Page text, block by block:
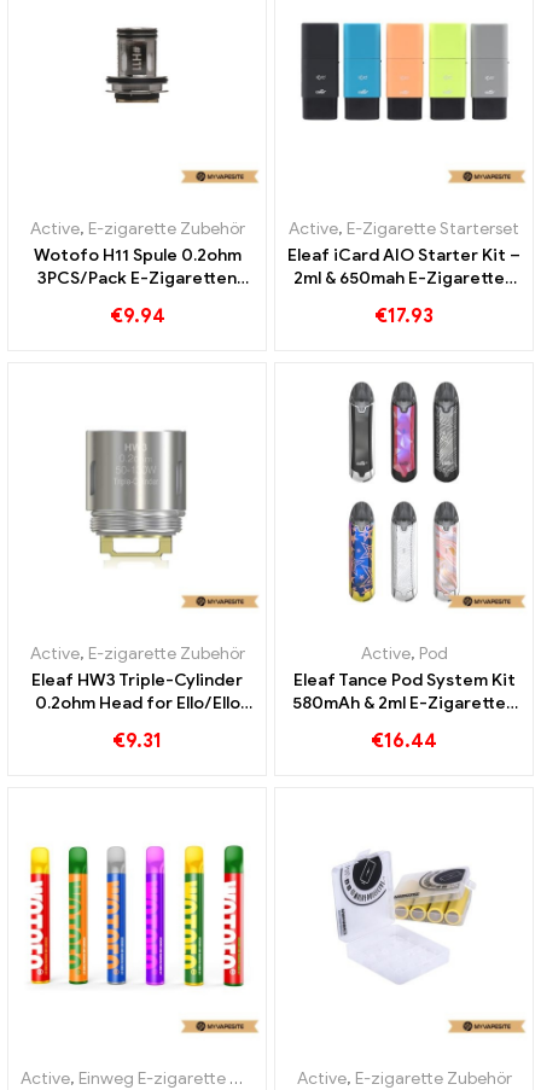
Active, E-zigarette Zubehör
Wotofo H11 Spule 0.2ohm
3PCS/Pack E-Zigaretten
€9.94
Active, E-Zigarette Starterset
Eleaf iCard AIO Starter Kit –
2ml & 650mah E-Zigaretten
€17.93
Active, E-zigarette Zubehör
Eleaf HW3 Triple-Cylinder
0.2ohm Head for Ello/Ello
(5pcs/pack) E-Zigaretten
€9.31
Active, Pod
Eleaf Tance Pod System Kit
580mAh & 2ml E-Zigaretten
€16.44
Active, Einweg E-zigarette mit Nikotin ,Einweg E-Zigaretten
Active, E-zigarette Zubehör